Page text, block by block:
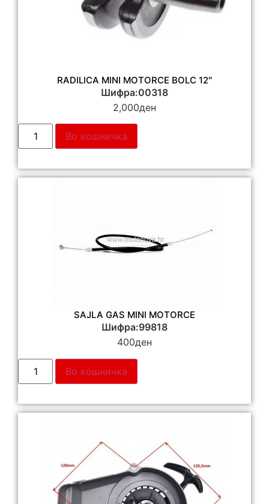
RADILICA MINI MOTORCE BOLC 12″
Шифра:00318
2,000ден
Во кошничка
SAJLA GAS MINI MOTORCE
Шифра:99818
400ден
Во кошничка